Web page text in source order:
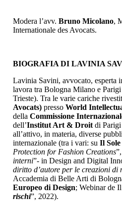
Modera l’avv. Bruno Micolano,
Internationale des Avocats.
BIOGRAFIA DI LAVINIA
Lavinia Savini, avvocato, esperta
lavora tra Bologna Milano e
Trieste). Tra le varie cariche
Avocats) presso World
della Commissione
dell’Institut Art & Droit di Parigi
all’attivo, in materia, diverse
internazionale (tra i vari: su Il
Protection for Fashion Creations
interni”- in Design and Digital
diritto d’autore per le creazioni di
Accademia di Belle Arti di
Europeo di Design; Webinar de
rischi”, 2022).